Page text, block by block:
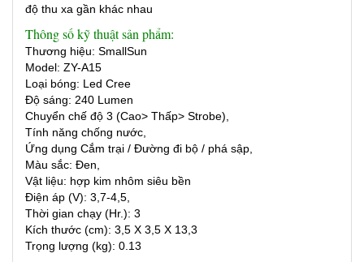
độ thu xa gần khác nhau
Thông số kỹ thuật sản phẩm:
Thương hiệu: SmallSun
Model: ZY-A15
Loại bóng: Led Cree
Độ sáng: 240 Lumen
Chuyển chế độ 3 (Cao> Thấp> Strobe),
Tính năng chống nước,
Ứng dụng Cắm trại / Đường đi bộ / phá sập,
Màu sắc: Đen,
Vật liệu: hợp kim nhôm siêu bền
Điện áp (V): 3,7-4,5,
Thời gian chạy (Hr.): 3
Kích thước (cm): 3,5 X 3,5 X 13,3
Trọng lượng (kg): 0.13